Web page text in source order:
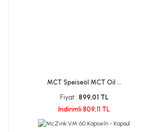
MCT Speiseöl MCT Oil ...
Fiyat : 899,01 TL
İndirimli 809,11 TL